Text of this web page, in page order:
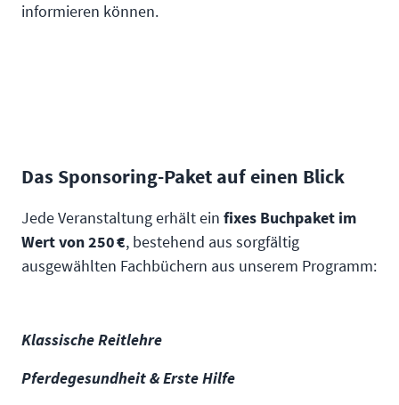
informieren können.
Das Sponsoring-Paket auf einen Blick
Jede Veranstaltung erhält ein fixes Buchpaket im
Wert von 250 €, bestehend aus sorgfältig
ausgewählten Fachbüchern aus unserem Programm:
Klassische Reitlehre
Pferdegesundheit & Erste Hilfe